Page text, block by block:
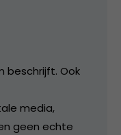
beschrijft. Ook
media,
geen echte